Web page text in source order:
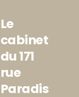
Le
cabinet
du 171
rue
Paradis